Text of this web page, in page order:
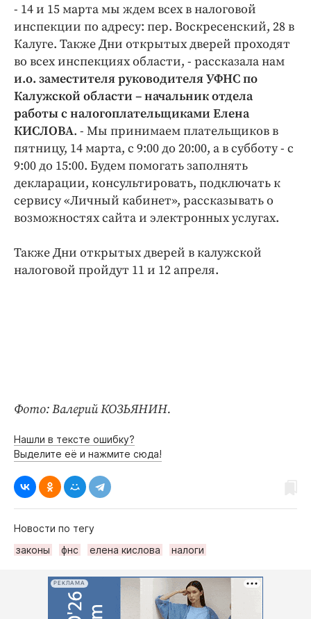
Интересное чтиво
Клиника года
Бренд года
Работодатель года
- 14 и 15 марта мы ждем всех в налоговой
инспекции по адресу: пер. Воскресенский, 28 в
Калуге. Также Дни открытых дверей проходят
во всех инспекциях области, - рассказала нам
и.о. заместителя руководителя УФНС по
Калужской области – начальник отдела
работы с налогоплательщиками Елена
КИСЛОВА. - Мы принимаем плательщиков в
пятницу, 14 марта, с 9:00 до 20:00, а в субботу - с
9:00 до 15:00. Будем помогать заполнять
декларации, консультировать, подключать к
сервису «Личный кабинет», рассказывать о
возможностях сайта и электронных услугах.
Также Дни открытых дверей в калужской
налоговой пройдут 11 и 12 апреля.
Фото: Валерий КОЗЬЯНИН.
Нашли в тексте ошибку?
Выделите её и нажмите сюда!
Новости по тегу
законы
фнс елена кислова налоги
РЕКЛАМА